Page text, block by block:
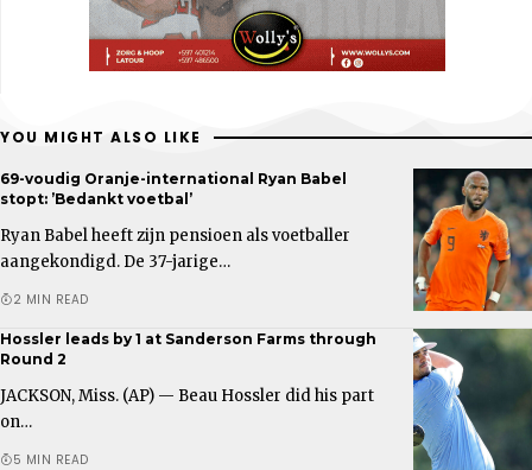
YOU MIGHT ALSO LIKE
69-voudig Oranje-international Ryan Babel
stopt: ’Bedankt voetbal’
Ryan Babel heeft zijn pensioen als voetballer
aangekondigd. De 37-jarige…
2 MIN READ
Hossler leads by 1 at Sanderson Farms through
Round 2
JACKSON, Miss. (AP) — Beau Hossler did his part
on…
5 MIN READ